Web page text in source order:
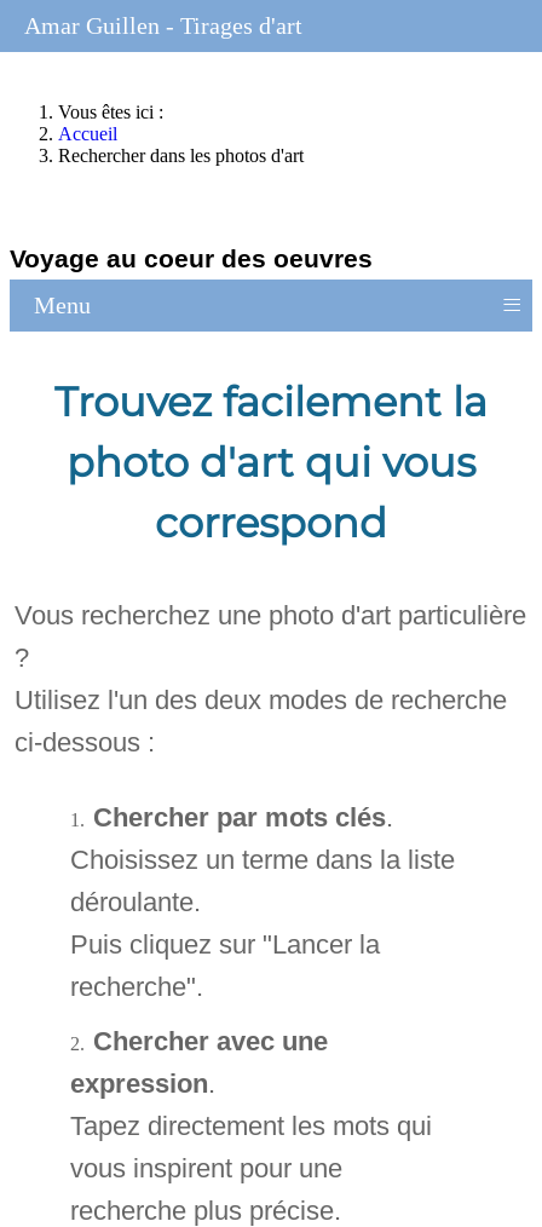
Vous êtes ici :
Accueil
Rechercher dans les photos d'art
Voyage au coeur des oeuvres
Menu ≡
Trouvez facilement la
photo d'art qui vous
correspond
Vous recherchez une photo d'art particulière
?
Utilisez l'un des deux modes de recherche
ci-dessous :
Chercher par mots clés.
Choisissez un terme dans la liste
déroulante.
Puis cliquez sur "Lancer la
recherche".
Chercher avec une
expression.
Tapez directement les mots qui
vous inspirent pour une
recherche plus précise.
Amar Guillen - Tirages d'art